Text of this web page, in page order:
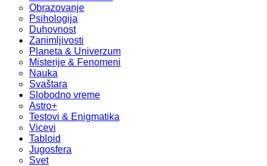
Obrazovanje
Psihologija
Duhovnost
Zanimljivosti
Planeta & Univerzum
Misterije & Fenomeni
Nauka
Svaštara
Slobodno vreme
Astro+
Testovi & Enigmatika
Vicevi
Tabloid
Jugosfera
Svet